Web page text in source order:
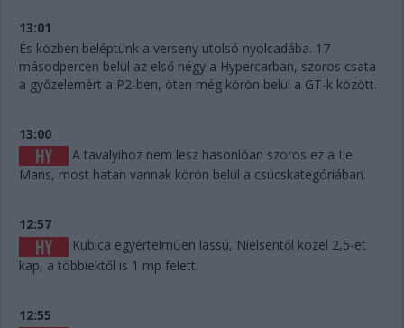
13:01
És közben beléptünk a verseny utolsó nyolcadába. 17
másodpercen belül az első négy a Hypercarban, szoros csata
a győzelemért a P2-ben, öten még körön belül a GT-k között.
13:00
A tavalyihoz nem lesz hasonlóan szoros ez a Le
Mans, most hatan vannak körön belül a csúcskategóriában.
12:57
Kubica egyértelműen lassú, Nielsentől közel 2,5-et
kap, a többiektől is 1 mp felett.
12:55